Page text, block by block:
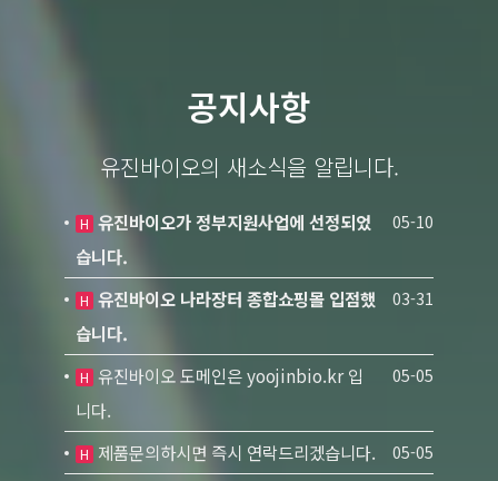
공지사항
유진바이오의 새소식을 알립니다.
H 유진바이오가 정부지원사업에 선정되었
습니다.
05-10
H 유진바이오 나라장터 종합쇼핑몰 입점했
습니다.
03-31
H 유진바이오 도메인은 yoojinbio.kr 입
니다.
05-05
H 제품문의하시면 즉시 연락드리겠습니다. 05-05